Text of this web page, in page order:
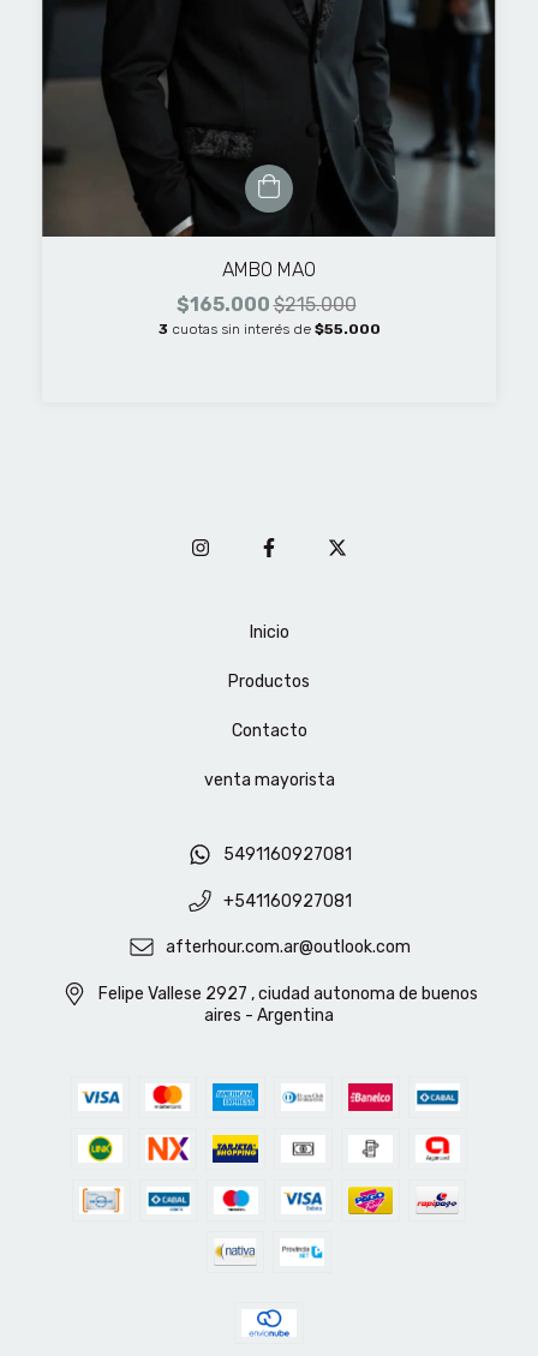
AMBO MAO
$165.000$215.000
3 cuotas sin interés de $55.000
Inicio
Productos
Contacto
venta mayorista
5491160927081
+541160927081
afterhour.com.ar@outlook.com
Felipe Vallese 2927 , ciudad autonoma de buenos
aires - Argentina